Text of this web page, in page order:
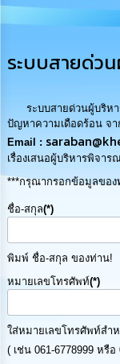
งาน
การ
ส่ง
เสริม
ความ
โปร่งใส
การ
จัด
ซื้อ
จัด
จ้าง
เงิน
การ
คลัง
ระบบสายด่ว
ระบบสายด่วนผู้บริหาร
ปัญหาความเดือดร้อน จ
Email :
เรื่องเสนอผู้บริหารพิจาร
***กรุณากรอกข้อมูลขอ
ชื่อ-สกุล(*)
พิมพ์ ชื่อ-สกุล ของท่าน!
หมายเลขโทรศัพท์(*)
ใส่หมายเลขโทรศัพท์สำ
( เช่น 061-6778999 หรือ